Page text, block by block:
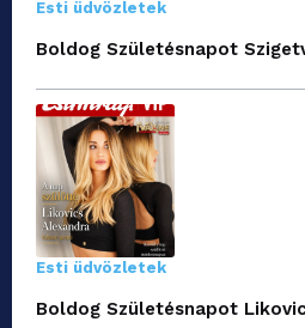
Esti üdvözletek
Boldog Születésnapot
Esti üdvözletek
Boldog Születésnapot